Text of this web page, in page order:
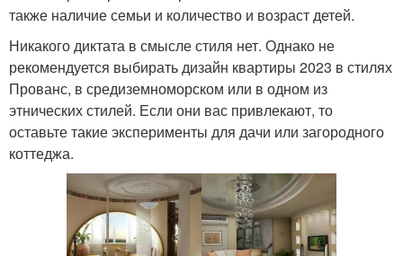
также наличие семьи и количество и возраст детей.
Никакого диктата в смысле стиля нет. Однако не
рекомендуется выбирать дизайн квартиры 2023 в стилях
Прованс, в средиземноморском или в одном из
этнических стилей. Если они вас привлекают, то
оставьте такие эксперименты для дачи или загородного
коттеджа.